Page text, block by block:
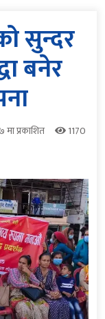
सुन्दर
बनेर
प्रकाशित
1170